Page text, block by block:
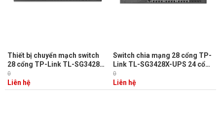
Thiết bị chuyển mạch switch
28 cổng TP-Link TL-SG3428XF
24 Cổng SFP với 4 Cổng SFP+
10GE
0
Liên hệ
Switch chia mạng 28 cổng TP-
Link TL-SG3428X-UPS 24 cổng
Gigabit L2+ với 4 khe cắm 10GE
SFP+
0
Liên hệ